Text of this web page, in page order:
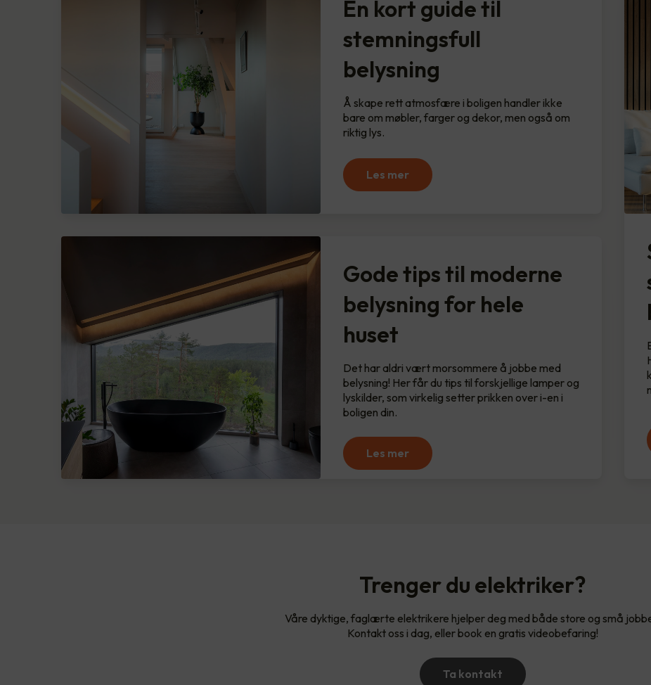
En kort guide til
stemningsfull
belysning
Å skape rett atmosfære i boligen handler ikke
bare om møbler, farger og dekor, men også om
riktig lys.
Les mer
Gode tips til moderne
belysning for hele
huset
Det har aldri vært morsommere å jobbe med
belysning! Her får du tips til forskjellige lamper og
lyskilder, som virkelig setter prikken over i-en i
boligen din.
Les mer
Trenger du elektriker?
Våre dyktige, faglærte elektrikere hjelper deg med både store og små
Kontakt oss i dag, eller book en gratis videobefaring!
Ta kontakt